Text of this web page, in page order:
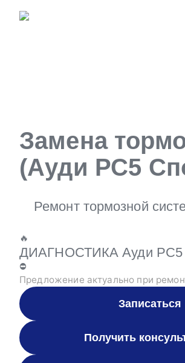
Замена
(Ауди РС5
Ремонт тормозной
🔥
ДИАГНОСТИКА Ауди РС5
⛔
Предложение актуально при
Записаться
Получить